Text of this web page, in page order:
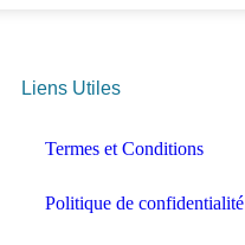
Liens Utiles
Termes et Conditions
Politique de confidentialité